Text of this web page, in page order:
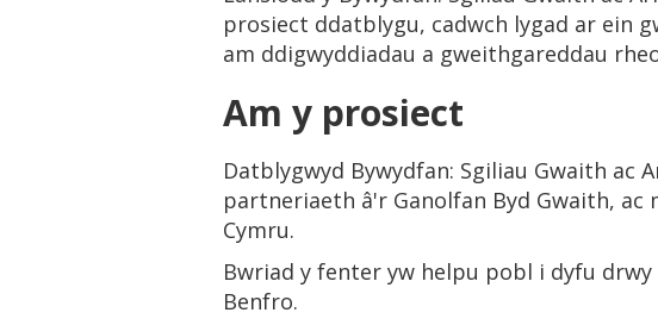
prosiect ddatblygu, cadwch lygad ar ein
am ddigwyddiadau a gweithgareddau
Am y prosiect
Datblygwyd Bywydfan: Sgiliau Gwaith ac
partneriaeth â'r Ganolfan Byd Gwaith, ac
Cymru.
Bwriad y fenter yw helpu pobl i dyfu
Benfro.